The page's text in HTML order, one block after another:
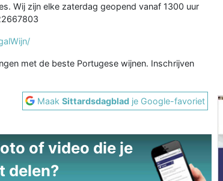
Wij zijn elke zaterdag geopend vanaf 1300 uur
met de beste Portugese wijnen. Inschrijven
MaakSittardsdagblad je Google-favoriet
of video die je
delen?